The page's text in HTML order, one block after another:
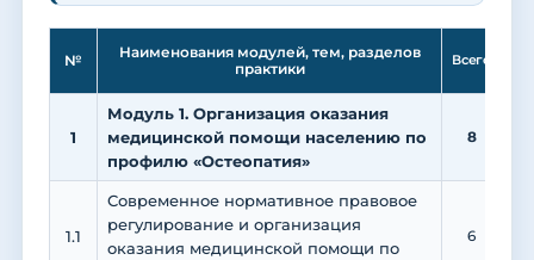
№
Наименования модулей, тем, разделов
практики
Всего
1
Модуль 1. Организация оказания
медицинской помощи населению по
профилю «Остеопатия»
8
1.1
Современное нормативное правовое
регулирование и организация
оказания медицинской помощи по
6